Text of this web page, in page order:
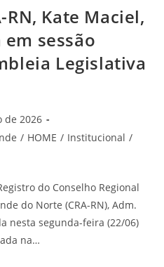
Kate Maciel,
sessão
Legislativa
de 2026
/ HOME / Institucional /
do Conselho Regional
do Norte (CRA-RN), Adm.
nesta segunda-feira (22/06)
na…